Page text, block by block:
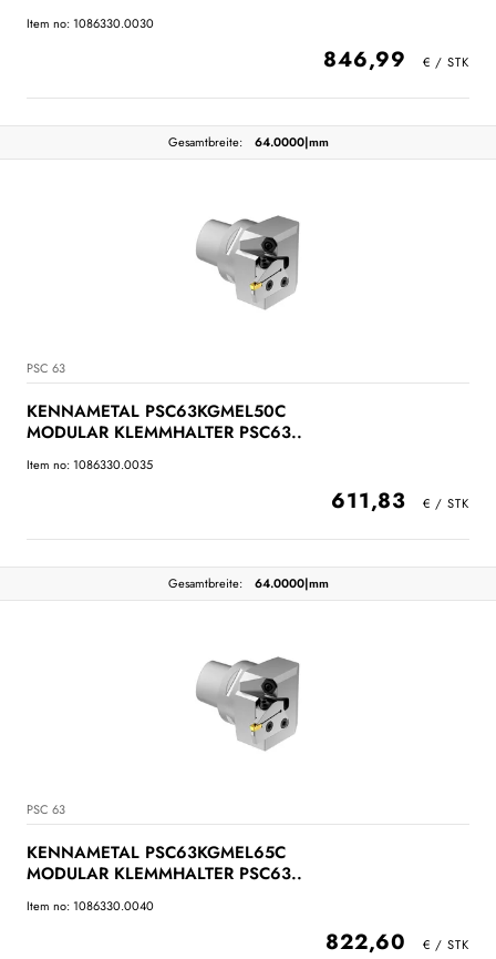
Item no: 1086330.0030
846,99
Gesamtbreite: 64.0000|mm
PSC 63
KENNAMETAL PSC63KGMEL50C
MODULAR KLEMMHALTER PSC63..
Item no: 1086330.0035
611,83
Gesamtbreite: 64.0000|mm
PSC 63
KENNAMETAL PSC63KGMEL65C
MODULAR KLEMMHALTER PSC63..
Item no: 1086330.0040
822,60